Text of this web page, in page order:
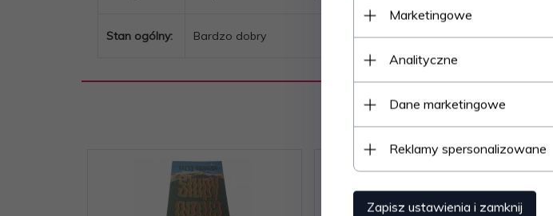
Stan ogólny: Bardzo dobry
Polecamy
Marketingowe
Analityczne
Dane marketingowe
Reklamy spersonalizowane
Zapisz ustawienia i zamknij